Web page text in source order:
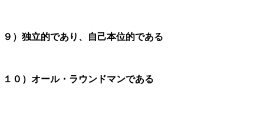
９）独立的であり、自己本位的である
１０）オール・ラウンドマンである